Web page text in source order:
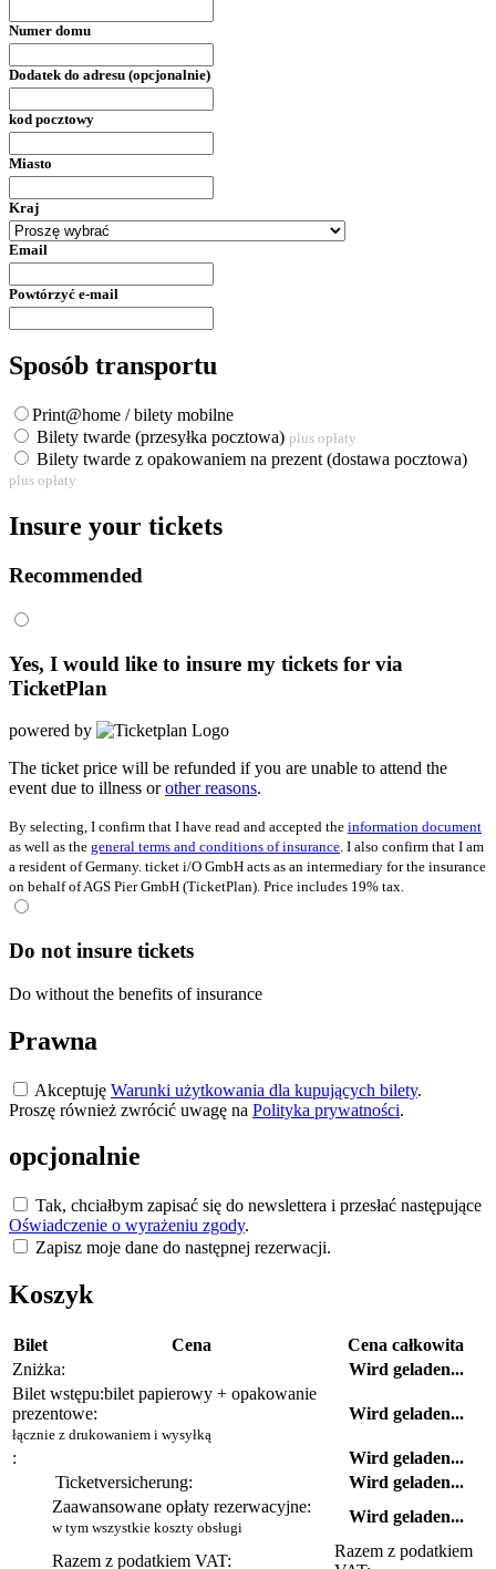
Numer domu
Dodatek do adresu (opcjonalnie)
kod pocztowy
Miasto
Kraj
Email
Powtórzyć e-mail
Sposób transportu
Print@home / bilety mobilne
Bilety twarde (przesyłka pocztowa) plus opłaty
Bilety twarde z opakowaniem na prezent (dostawa pocztowa)
plus opłaty
Insure your tickets
Recommended
Yes, I would like to insure my tickets for via
TicketPlan
powered by
The ticket price will be refunded if you are unable to attend the
event due to illness orother reasons.
By selecting, I confirm that I have read and accepted the information document
as well as the general terms and conditions of insurance. I also confirm that I am
a resident of Germany. ticket i/O GmbH acts as an intermediary for the insurance
on behalf of AGS Pier GmbH (TicketPlan). Price includes 19% tax.
Do not insure tickets
Do without the benefits of insurance
Prawna
Akceptuję Warunki użytkowania dla kupujących bilety.
Proszę również zwrócić uwagę na Polityka prywatności.
opcjonalnie
Tak, chciałbym zapisać się do newslettera i przesłać następujące
Oświadczenie o wyrażeniu zgody.
Zapisz moje dane do następnej rezerwacji.
Koszyk
Bilet Cena
Cena całkowita
Zniżka:
Wird geladen...
Bilet wstępu:bilet papierowy + opakowanie
prezentowe:
łącznie z drukowaniem i wysyłką
Wird geladen...
:
Wird geladen...
Ticketversicherung:
Wird geladen...
Zaawansowane opłaty rezerwacyjne:
w tym wszystkie koszty obsługi
Wird geladen...
Razem z podatkiem VAT:
Razem z podatkiem